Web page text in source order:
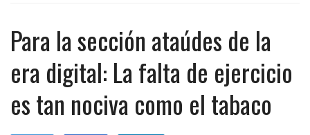
Para la sección ataúdes de la
era digital: La falta de ejercicio
es tan nociva como el tabaco